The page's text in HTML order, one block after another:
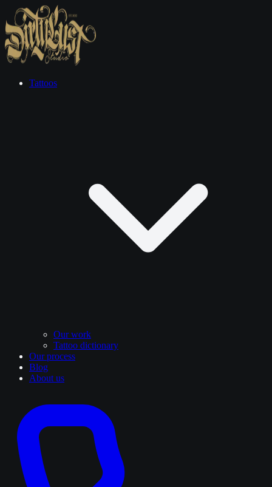
Tattoos
Our work
Tattoo dictionary
Our process
Blog
About us